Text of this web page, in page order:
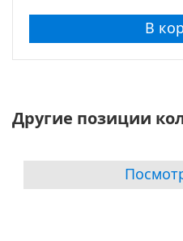
В
Другие позиции